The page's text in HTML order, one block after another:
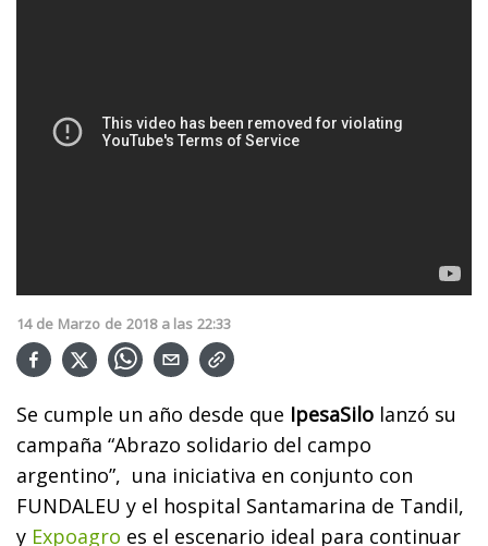
14 de Marzo de 2018 a las 22:33
Se cumple un año desde que IpesaSilo lanzó su
campaña “Abrazo solidario del campo
argentino”, una iniciativa en conjunto con
FUNDALEU y el hospital Santamarina de Tandil,
y Expoagro es el escenario ideal para continuar